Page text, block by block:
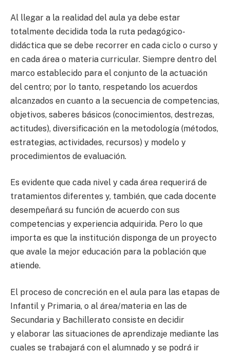
Al llegar a la realidad del aula ya debe estar
totalmente decidida toda la ruta pedagógico-
didáctica que se debe recorrer en cada ciclo o curso y
en cada área o materia curricular. Siempre dentro del
marco establecido para el conjunto de la actuación
del centro; por lo tanto, respetando los acuerdos
alcanzados en cuanto a la secuencia de competencias,
objetivos, saberes básicos (conocimientos, destrezas,
actitudes), diversificación en la metodología (métodos,
estrategias, actividades, recursos) y modelo y
procedimientos de evaluación.
Es evidente que cada nivel y cada área requerirá de
tratamientos diferentes y, también, que cada docente
desempeñará su función de acuerdo con sus
competencias y experiencia adquirida. Pero lo que
importa es que la institución disponga de un proyecto
que avale la mejor educación para la población que
atiende.
El proceso de concreción en el aula para las etapas de
Infantil y Primaria, o al área/materia en las de
Secundaria y Bachillerato consiste en decidir
y elaborar las situaciones de aprendizaje mediante las
cuales se trabajará con el alumnado y se podrá ir